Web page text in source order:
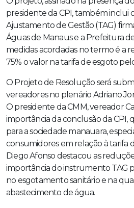
presidente da CPI, também inclui
Ajustamento de Gestão (TAG)
Águas de Manaus e a Prefeitura
medidas acordadas no termo é a
75% o valor na tarifa de esgoto
O Projeto de Resolução será
vereadores no plenário Adriano
O presidente da CMM, vereador
importância da conclusão da CPI,
para a sociedade manauara,
consumidores em relação à tarifa
Diego Afonso destacou as
importância do instrumento TAG
no esgotamento sanitário e na
abastecimento de água.